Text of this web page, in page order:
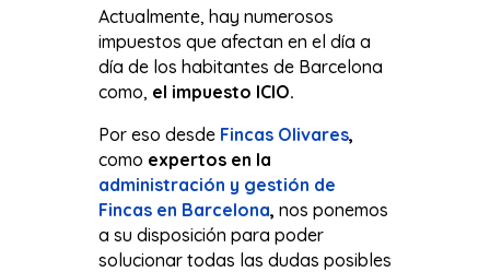
Actualmente, hay numerosos
impuestos que afectan en el día a
día de los habitantes de Barcelona
como, el impuesto ICIO.
Por eso desde Fincas Olivares,
como expertos en la
administración y gestión de
Fincas en Barcelona, nos ponemos
a su disposición para poder
solucionar todas las dudas posibles